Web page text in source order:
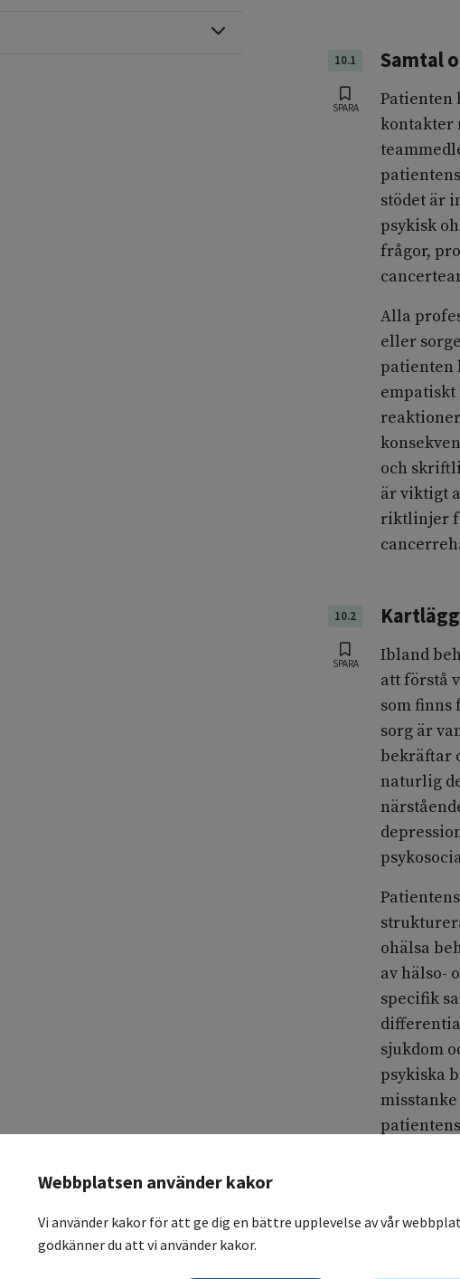
10.1 Samtal
SPARA
Patienten
kontakter
stödet är
psykisk
frågor,
Alla
eller
patienten
empatiskt
och
är viktigt
riktlinjer
10.2
SPARA
Ibland
att förstå
som finns
sorg är
bekräftar
naturlig
ohälsa
av hälso-
specifik
sjukdom
psykiska
10.2.1
Webbplatsen använder kakor
Vi använder kakor för att ge dig en bättre upplevelse av vår
godkänner du att vi använder kakor.